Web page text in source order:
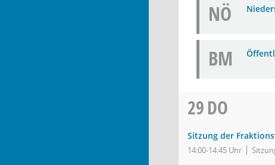
NÖ
BM
29DO
Sitzung der
14:00-14:45 Uhr